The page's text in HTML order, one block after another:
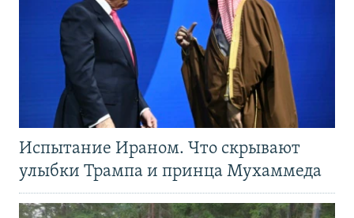
Испытание Ираном. Что скрывают
улыбки Трампа и принца Мухаммеда